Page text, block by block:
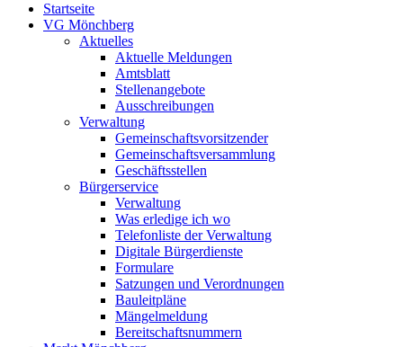
Startseite
VG Mönchberg
Aktuelles
Aktuelle Meldungen
Amtsblatt
Stellenangebote
Ausschreibungen
Verwaltung
Gemeinschaftsvorsitzender
Gemeinschaftsversammlung
Geschäftsstellen
Bürgerservice
Verwaltung
Was erledige ich wo
Telefonliste der Verwaltung
Digitale Bürgerdienste
Formulare
Satzungen und Verordnungen
Bauleitpläne
Mängelmeldung
Bereitschaftsnummern